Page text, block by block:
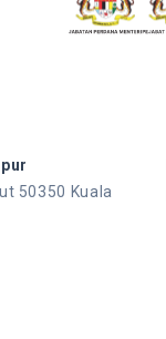
50350 Kuala